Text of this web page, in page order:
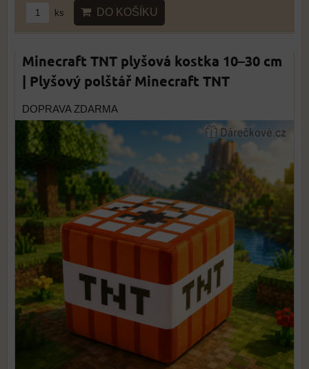
ks DO KOŠÍKU
Minecraft TNT plyšová kostka 10–30 cm
| Plyšový polštář Minecraft TNT
DOPRAVA ZDARMA